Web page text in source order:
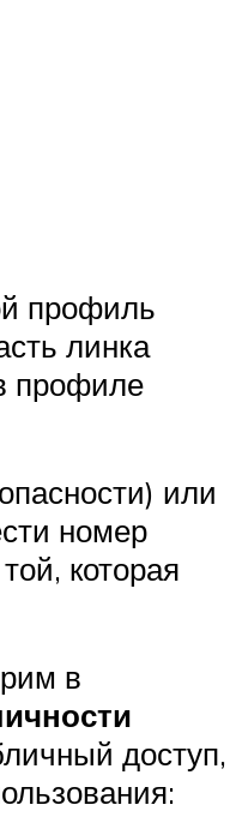
профиль
линка
профиле
или
номер
которая
в
доступ,